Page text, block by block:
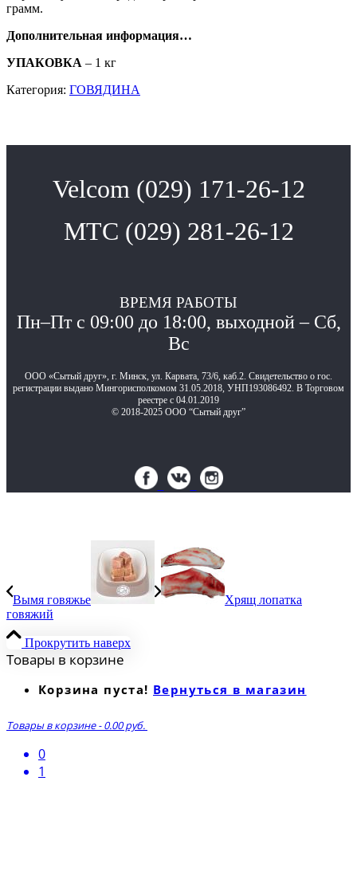
грамм.
Дополнительная информация…
УПАКОВКА – 1 кг
Категория: ГОВЯДИНА
Velcom (029) 171-26-12
МТС (029) 281-26-12
ВРЕМЯ РАБОТЫ
Пн–Пт с 09:00 до 18:00, выходной – Сб,
Вс
ООО «Сытый друг», г. Минск, ул. Карвата, 73/6, каб.2. Свидетельство о гос.
регистрации выдано Мингорисполкомом 31.05.2018, УНП193086492. В Торговом
реестре с 04.01.2019
© 2018-2025 ООО “Сытый друг”
Вымя говяжье
Хрящ лопатка
говяжий
Прокрутить наверх
Товары в корзине
Корзина пуста! Вернуться в магазин
Товары в корзине - 0.00 руб.
0
1